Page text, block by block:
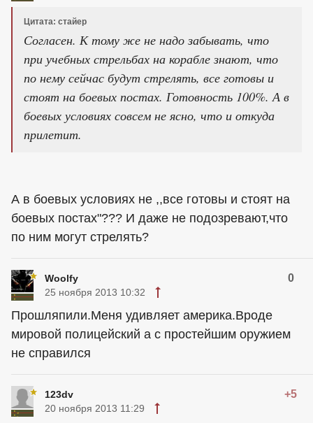
Цитата: стайер
Согласен. К тому же не надо забывать, что
при учебных стрельбах на корабле знают, что
по нему сейчас будут стрелять, все готовы и
стоят на боевых постах. Готовность 100%. А в
боевых условиях совсем не ясно, что и откуда
прилетит.
А в боевых условиях не ,,все готовы и стоят на
боевых постах"??? И даже не подозревают,что
по ним могут стрелять?
Woolfy 0
25 ноября 2013 10:32
Прошляпили.Меня удивляет америка.Вроде
мировой полицейский а с простейшим оружием
не справился
123dv +5
20 ноября 2013 11:29